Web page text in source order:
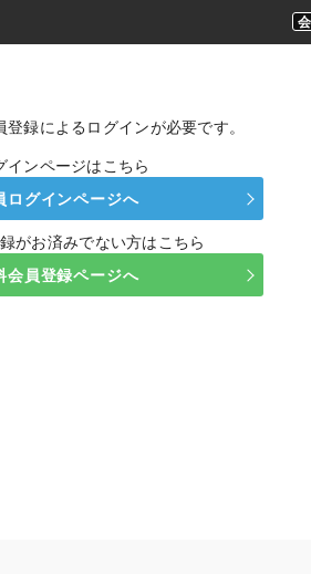
登録によるログインが必要です。
インページはこちら
ログインページへ
がお済みでない方はこちら
会員登録ページへ